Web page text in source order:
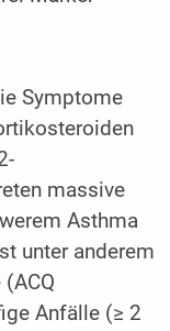
Symptome
massive
Asthma
unter anderem
Anfälle (≥ 2